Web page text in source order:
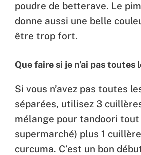
poudre de betterave. Le
donne aussi une belle
être trop fort.
Que faire si je n’ai pas toutes
Si vous n’avez pas toutes
séparées, utilisez 3
mélange pour tandoori tout
supermarché) plus 1
curcuma. C’est un bon